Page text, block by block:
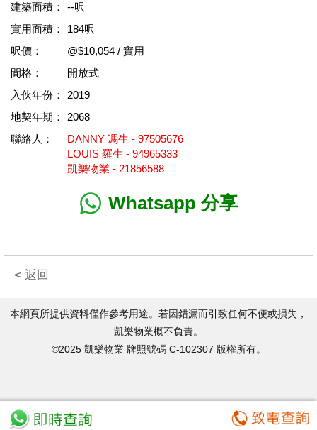
建築面積：
--呎
實用面積：
184呎
呎價：
@$10,054 / 實用
間格：
開放式
入伙年份：
2019
地契年期：
2068
聯絡人：
DANNY 馮生 - 97505676
LOUIS 羅生 - 94965333
凱樂物業 - 21856588
Whatsapp 分享
< 返回
本網頁所提供資料僅作參考用途。若因錯漏而引致任何不便或損失，
凱樂物業概不負責。
©2025 凱樂物業 牌照號碼 C-102307 版權所有。